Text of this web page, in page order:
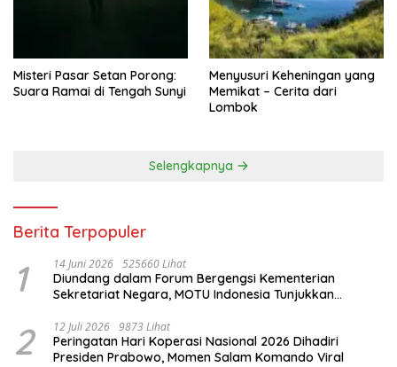
Misteri Pasar Setan Porong:
Suara Ramai di Tengah Sunyi
Menyusuri Keheningan yang
Memikat – Cerita dari
Lombok
Selengkapnya
Berita Terpopuler
1 14 Juni 2026 525660 Lihat
Diundang dalam Forum Bergengsi Kementerian
Sekretariat Negara, MOTU Indonesia Tunjukkan
2 12 Juli 2026 9873 Lihat
Peringatan Hari Koperasi Nasional 2026 Dihadiri
Presiden Prabowo, Momen Salam Komando Viral